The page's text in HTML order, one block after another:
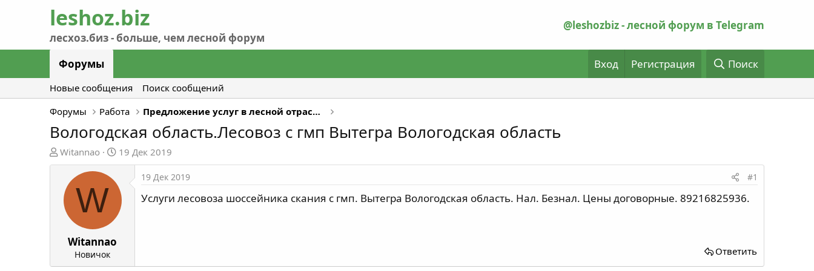
@leshozbiz - лесной форум в Telegram
Форумы Вход Регистрация Поиск
Новые сообщения
Поиск сообщений
Форумы
Работа Предложение услуг в лесной отрасли
Вологодская область.Лесовоз с гмп Вытегра Вологодская область
А
в
о
р
Witannao
Д
а
а
н
а
а
19 Дек 2019
W
Witannao
Новичок
19 Дек 2019 #1
Услуги лесовоза шоссейника скания с гмп. Вытегра Вологодская область. Нал. Безнал. Цены договорные. 89216825936.
Ответить